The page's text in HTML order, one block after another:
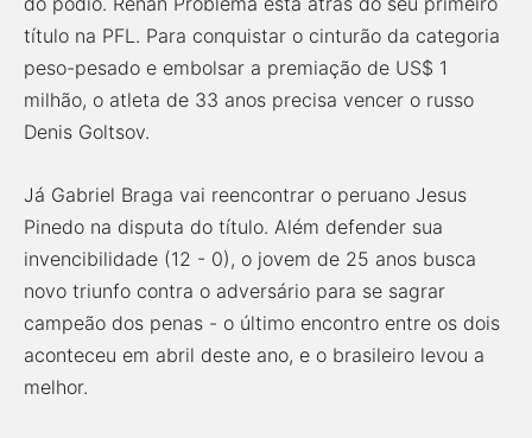
título na PFL. Para conquistar o cinturão da categoria
peso-pesado e embolsar a premiação de US$ 1
milhão, o atleta de 33 anos precisa vencer o russo
Denis Goltsov.
Já Gabriel Braga vai reencontrar o peruano Jesus
Pinedo na disputa do título. Além defender sua
invencibilidade (12 - 0), o jovem de 25 anos busca
novo triunfo contra o adversário para se sagrar
campeão dos penas - o último encontro entre os dois
aconteceu em abril deste ano, e o brasileiro levou a
melhor.